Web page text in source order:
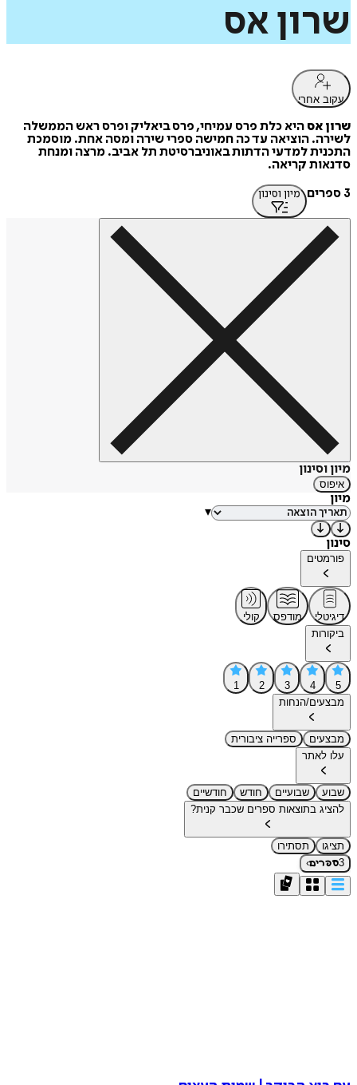
שרון אס
עקוב אחרי
שרון אס היא כלת פרס עמיחי, פרס ביאליק ופרס ראש הממשלה
לשירה. הוציאה עד כה חמישה ספרי שירה ומסה אחת. מוסמכת
התכנית למדעי הדתות באוניברסיטת תל אביב. מרצה ומנחת
סדנאות קריאה.
3 ספרים
מיון וסינון
מיון וסינון
איפוס
מיון
▾
סינון
פורמטים
דיגיטלי מודפס
קולי
ביקורות
5
4
3
2
1
מבצעים/הנחות
מבצעים
ספרייה ציבורית
עלו לאתר
שבוע שבועיים חודש
חודשיים
להציג בתוצאות ספרים שכבר קנית?
תציגו
תסתירו
3ספרים›